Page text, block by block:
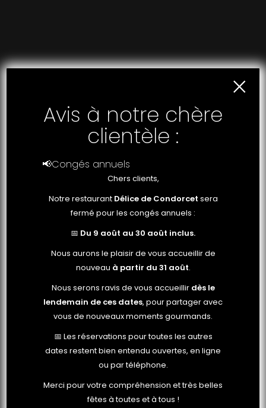
Avis à notre chère
clientèle :
📢Congés annuels
Chers clients,
Notre restaurant Délice de Condorcet sera
fermé pour les congés annuels :
📅 Du 9 août au 30 août inclus.
Nous aurons le plaisir de vous accueillir de
nouveau à partir du 31 août.
Nous serons ravis de vous accueillir dès le
lendemain de ces dates, pour partager avec
vous de nouveaux moments gourmands.
📅 Les réservations pour toutes les autres
dates restent bien entendu ouvertes, en ligne
ou par téléphone.
Merci pour votre compréhension et très belles
fêtes à toutes et à tous !
×